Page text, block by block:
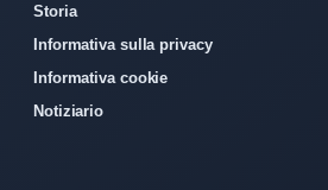
Storia
Informativa sulla privacy
Informativa cookie
Notiziario